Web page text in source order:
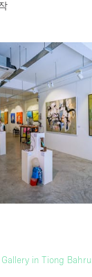
in Tiong Bahru